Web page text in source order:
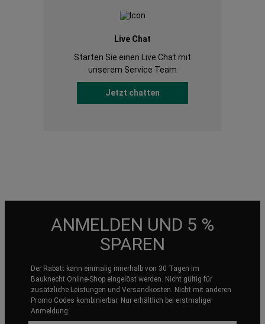
Live Chat
Starten Sie einen Live Chat mit
unserem Service Team
Jetzt chatten
ANMELDEN UND 5 %
SPAREN
Der Rabatt kann einmalig innerhalb von 30 Tagen im
Bauknecht Online-Shop eingelöst werden. Nicht gültig für
zusätzliche Leistungen und Versandkosten. Nicht mit anderen
Promo Codes kombinierbar. Nur erhältlich bei erstmaliger
Anmeldung.